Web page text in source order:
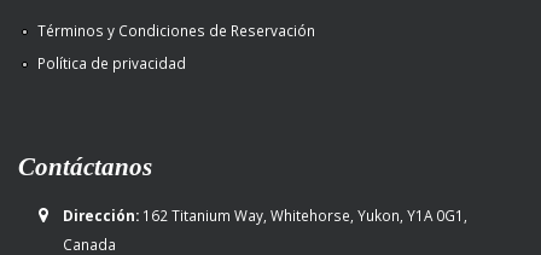
Términos y Condiciones de Reservación
Política de privacidad
Contáctanos
Dirección: 162 Titanium Way, Whitehorse, Yukon, Y1A 0G1,
Canada